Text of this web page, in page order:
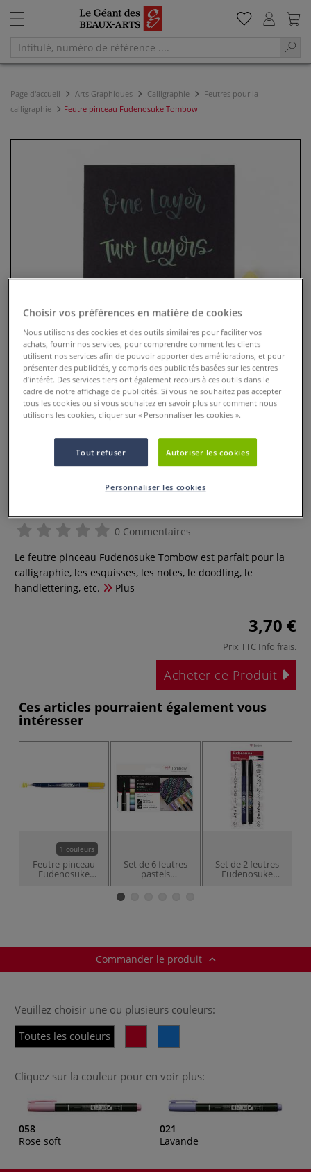
Page d'accueil Arts Graphiques Calligraphie
Feutres pour la
calligraphie
Feutre pinceau Fudenosuke Tombow
Feutre pinceau Fudenosuke
0 Commentaires
Le feutre pinceau Fudenosuke Tombow est parfait pour la
calligraphie, les esquisses, les notes, le doodling, le
handlettering, etc.
Plus
3,70 €
Prix TTC Info frais.
Acheter ce Produit
Ces articles pourraient également vous
intéresser
1 couleurs
Feutre-pinceau
Fudenosuke
Tombow
Set de 6 feutres
pastels
Fudenosuke
Set de 2 feutres
Fudenosuke
Tombow
Commander le produit
Veuillez choisir une ou plusieurs couleurs:
Toutes les couleurs
Cliquez sur la couleur pour en voir plus:
058
Rose soft
021
Lavande
Choisir vos préférences en matière de cookies
Nous utilisons des cookies et des outils similaires pour faciliter vos
achats, fournir nos services, pour comprendre comment les clients
utilisent nos services afin de pouvoir apporter des améliorations, et pour
présenter des publicités, y compris des publicités basées sur les centres
d’intérêt. Des services tiers ont également recours à ces outils dans le
cadre de notre affichage de publicités. Si vous ne souhaitez pas accepter
tous les cookies ou si vous souhaitez en savoir plus sur comment nous
utilisons les cookies, cliquer sur « Personnaliser les cookies ».
Tout refuser Autoriser les cookies
Personnaliser les cookies